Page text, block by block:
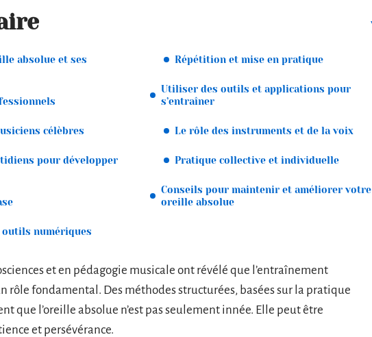
absolue et ses
célèbres
pour développer
numériques
Répétition et mise en pratique
Utiliser des outils et applications pour
s’entraîner
Le rôle des instruments et de la voix
Pratique collective et individuelle
Conseils pour maintenir et améliorer votre
oreille absolue
et en pédagogie musicale ont révélé que l’entraînement
rôle fondamental. Des méthodes structurées, basées sur la pratique
que l’oreille absolue n’est pas seulement innée. Elle peut être
et persévérance.